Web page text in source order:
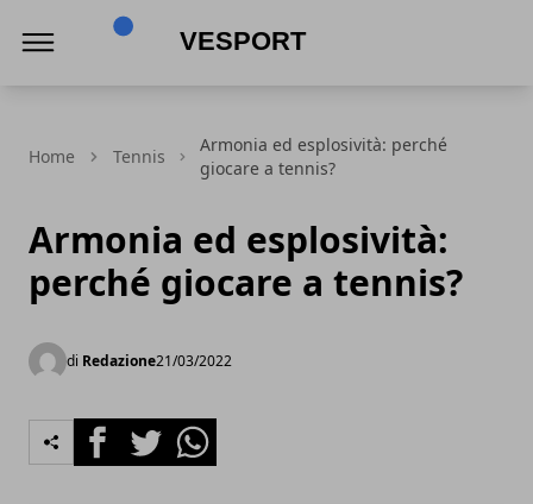
Home Tennis
Armonia ed esplosività: perché
giocare a tennis?
Armonia ed esplosività:
perché giocare a tennis?
di Redazione21/03/2022
FacebookTwitterWhatsapp